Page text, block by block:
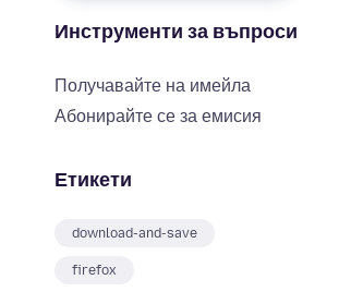
Инструменти за въпроси
Получавайте на имейла
Абонирайте се за емисия
Етикети
download-and-save
firefox